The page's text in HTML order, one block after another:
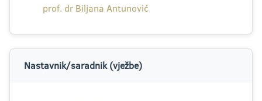
prof. dr Biljana Antunović
Nastavnik/saradnik (vježbe)